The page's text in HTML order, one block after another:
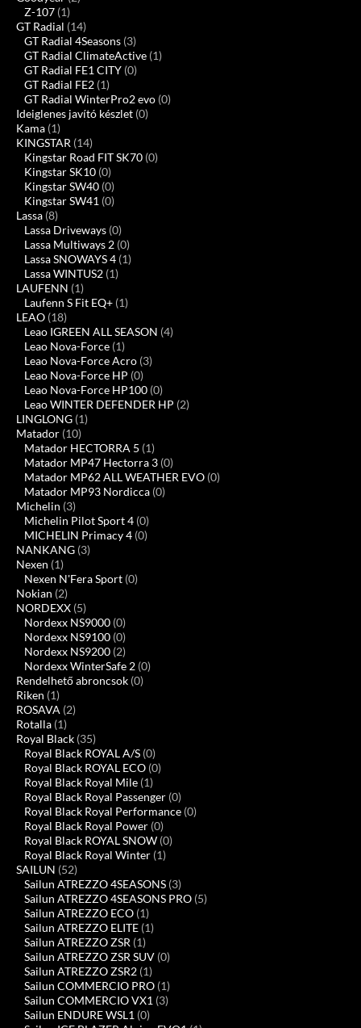
Z-107 (1)
GT Radial (14)
GT Radial 4Seasons (3)
GT Radial ClimateActive (1)
GT Radial FE1 CITY (0)
GT Radial FE2 (1)
GT Radial WinterPro2 evo (0)
Ideiglenes javító készlet (0)
Kama (1)
KINGSTAR (14)
Kingstar Road FIT SK70 (0)
Kingstar SK10 (0)
Kingstar SW40 (0)
Kingstar SW41 (0)
Lassa (8)
Lassa Driveways (0)
Lassa Multiways 2 (0)
Lassa SNOWAYS 4 (1)
Lassa WINTUS2 (1)
LAUFENN (1)
Laufenn S Fit EQ+ (1)
LEAO (18)
Leao IGREEN ALL SEASON (4)
Leao Nova-Force (1)
Leao Nova-Force Acro (3)
Leao Nova-Force HP (0)
Leao Nova-Force HP100 (0)
Leao WINTER DEFENDER HP (2)
LINGLONG (1)
Matador (10)
Matador HECTORRA 5 (1)
Matador MP47 Hectorra 3 (0)
Matador MP62 ALL WEATHER EVO (0)
Matador MP93 Nordicca (0)
Michelin (3)
Michelin Pilot Sport 4 (0)
MICHELIN Primacy 4 (0)
NANKANG (3)
Nexen (1)
Nexen N'Fera Sport (0)
Nokian (2)
NORDEXX (5)
Nordexx NS9000 (0)
Nordexx NS9100 (0)
Nordexx NS9200 (2)
Nordexx WinterSafe 2 (0)
Rendelhető abroncsok (0)
Riken (1)
ROSAVA (2)
Rotalla (1)
Royal Black (35)
Royal Black ROYAL A/S (0)
Royal Black ROYAL ECO (0)
Royal Black Royal Mile (1)
Royal Black Royal Passenger (0)
Royal Black Royal Performance (0)
Royal Black Royal Power (0)
Royal Black ROYAL SNOW (0)
Royal Black Royal Winter (1)
SAILUN (52)
Sailun ATREZZO 4SEASONS (3)
Sailun ATREZZO 4SEASONS PRO (5)
Sailun ATREZZO ECO (1)
Sailun ATREZZO ELITE (1)
Sailun ATREZZO ZSR (1)
Sailun ATREZZO ZSR SUV (0)
Sailun ATREZZO ZSR2 (1)
Sailun COMMERCIO PRO (1)
Sailun COMMERCIO VX1 (3)
Sailun ENDURE WSL1 (0)